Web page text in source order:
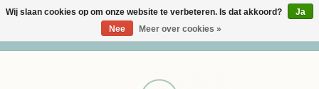
Wij slaan cookies op om onze website te verbeteren. Is dat akkoord?
Ja
Nee
Meer over cookies »